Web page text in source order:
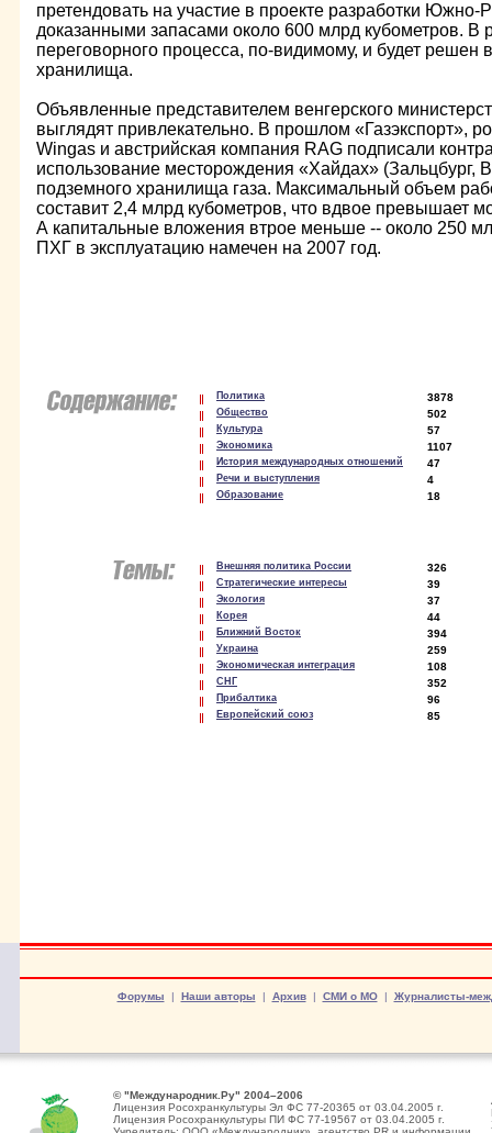
претендовать на участие в проекте разработки Южно-
доказанными запасами около 600 млрд кубометров. В
переговорного процесса, по-видимому, и будет решен
хранилища.
Объявленные представителем венгерского
выглядят привлекательно. В прошлом «Газэкспорт»,
Wingas и австрийская компания RAG подписали
использование месторождения «Хайдах» (Зальцбург,
подземного хранилища газа. Максимальный объем
составит 2,4 млрд кубометров, что вдвое превышает
А капитальные вложения втрое меньше -- около 250
ПХГ в эксплуатацию намечен на 2007 год.
Политика 3878
Общество 502
Культура 57
Экономика 1107
История международных отношений 47
Речи и выступления 4
Образование 18
Внешняя политика России 326
Стратегические интересы 39
Экология 37
Корея 44
Ближний Восток 394
Украина 259
Экономическая интеграция 108
СНГ 352
Прибалтика 96
Европейский союз 85
Форумы | Наши авторы | Архив| СМИ о МО| Журналисты-
© "Международник.Ру" 2004–2006
Лицензия Росохранкультуры Эл ФС 77-20365 от 03.04.2005 г.
Лицензия Росохранкультуры ПИ ФС 77-19567 от 03.04.2005 г.